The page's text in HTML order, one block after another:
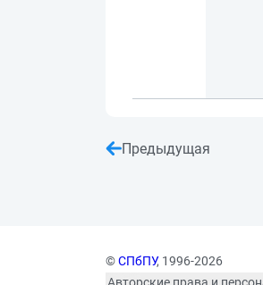
Предыдущая
©СПбПУ, 1996-2026